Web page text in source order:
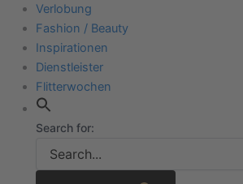
Verlobung
Fashion / Beauty
Inspirationen
Dienstleister
Flitterwochen
Search for: